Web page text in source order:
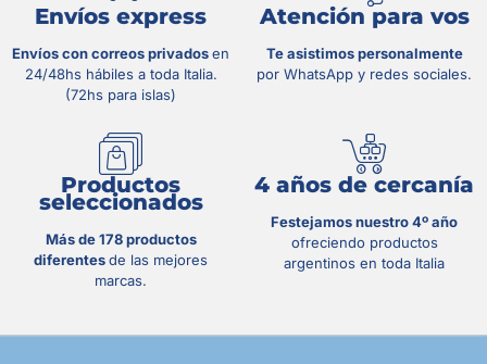
Envíos express
Envíos con correos privadosen
24/48hs hábiles a toda Italia.
(72hs para islas)
Atención para vos
Te asistimos personalmente
por WhatsApp y redes sociales.
Productos
seleccionados
Más de 178 productos
diferentesde las mejores
marcas.
4 años de cercanía
Festejamos nuestro 4º año
ofreciendo productos
argentinos en toda Italia